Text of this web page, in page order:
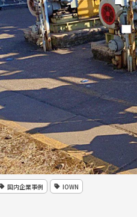
国内企業事例 IOWN